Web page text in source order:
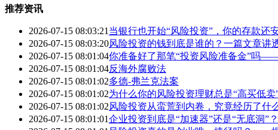
推荐资讯
2026-07-15 08:03:21 当银行也开始“风险投资”，你的存款还
2026-07-15 08:03:20风险投资的钱到底是谁的？一篇文章讲
2026-07-15 08:01:04你准备好了那笔“投资风险准备金”吗
2026-07-15 08:01:04反海外腐败法
2026-07-15 08:01:02多德-弗兰克法案
2026-07-15 08:01:02为什么你的风险投资理财总是“高买低
2026-07-15 08:01:02风险投资从蛮荒到内卷，究竟经历了什
2026-07-15 08:01:01企业投资到底是“加速器”还是“无底洞”